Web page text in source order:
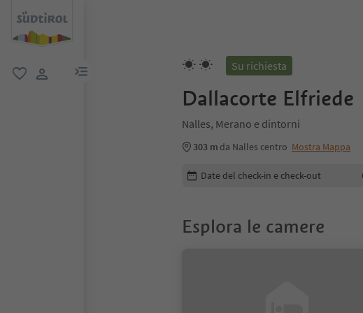
menu link Su richiesta
Dallacorte Elfriede
Nalles, Merano e dintorni
303 m da Nalles centro Mostra Mappa
Modifica i dettagli della prenotazione
Date del check-in e check-out
Esplora le camere